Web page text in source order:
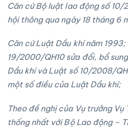
Căn cứ Bộ luật lao động số 10/
hội thông qua ngày 18 tháng 6
Căn cứ Luật Dầu khí năm
19/2000/QH10 sửa đổi, bổ
Dầu khí và Luật số 10/2008/
một số điều của Luật Dầu khí;
Theo đề nghị của Vụ trưởng Vụ
thống nhất với Bộ Lao động –